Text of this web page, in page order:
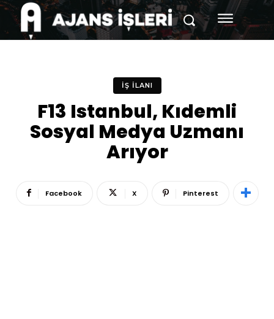
İŞ İLANI
F13 Istanbul, Kıdemli
Sosyal Medya Uzmanı
Arıyor
Facebook X Pinterest